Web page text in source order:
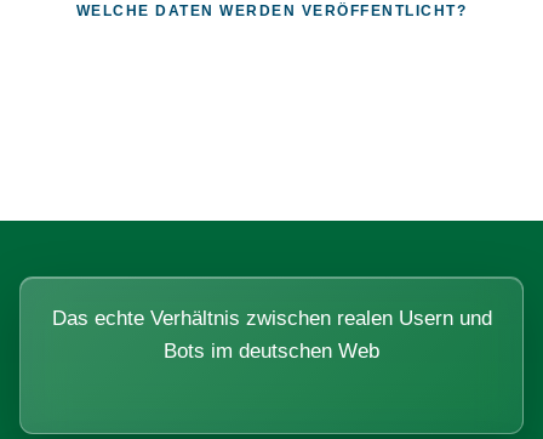
WELCHE DATEN WERDEN VERÖFFENTLICHT?
Das echte Verhältnis zwischen realen Usern und
Bots im deutschen Web